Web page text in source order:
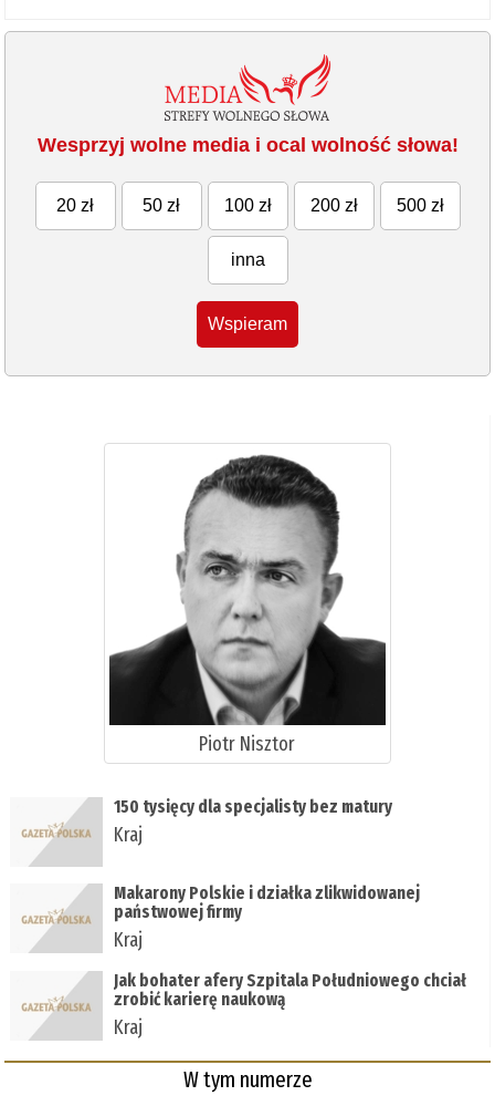
Wesprzyj wolne media i ocal wolność słowa!
20 zł 50 zł 100 zł 200 zł 500 zł
inna
Wspieram
Piotr Nisztor
150 tysięcy dla specjalisty bez matury
Kraj
Makarony Polskie i działka zlikwidowanej
państwowej firmy
Kraj
Jak bohater afery Szpitala Południowego chciał
zrobić karierę naukową
Kraj
W tym numerze